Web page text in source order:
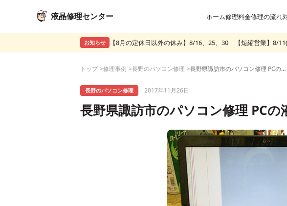
液晶修理センター ホーム修理料金修理の流れ
お知らせ 【8月の定休日以外の休み】8/16、25、30 【短縮営業】8/11(
トップ 修理事例 長野のパソコン修理 長野県諏訪市のパソコン修理 PCの液晶交換が格安！
長野のパソコン修理 2017年11月26日
長野県諏訪市のパソコン修理 PCの